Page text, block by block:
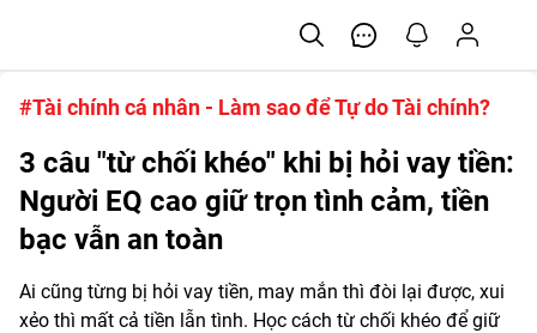
#Tài chính cá nhân - Làm sao để Tự do Tài chính?
3 câu "từ chối khéo" khi bị hỏi vay tiền:
Người EQ cao giữ trọn tình cảm, tiền
bạc vẫn an toàn
Ai cũng từng bị hỏi vay tiền, may mắn thì đòi lại được, xui
xẻo thì mất cả tiền lẫn tình. Học cách từ chối khéo để giữ